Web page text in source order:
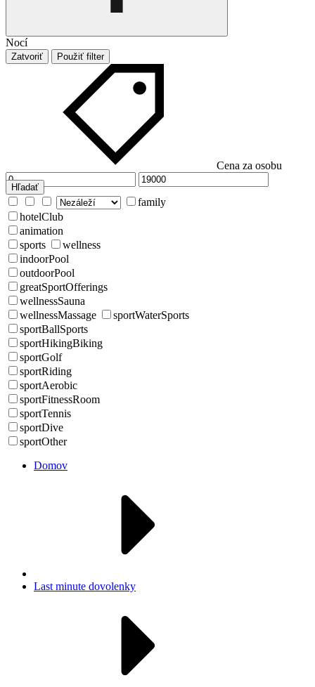
Nocí
Zatvoriť Použiť filter
Cena za osobu
Hľadať
family
hotelClub
animation
sports
wellness
indoorPool
outdoorPool
greatSportOfferings
wellnessSauna
wellnessMassage
sportWaterSports
sportBallSports
sportHikingBiking
sportGolf
sportRiding
sportAerobic
sportFitnessRoom
sportTennis
sportDive
sportOther
Domov
Last minute dovolenky